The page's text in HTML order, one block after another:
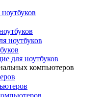
ноутбуков
для ноутбуков
компьютеров